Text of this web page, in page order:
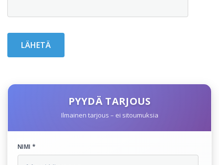
PYYDÄ TARJOUS
Ilmainen tarjous – ei sitoumuksia
NIMI *